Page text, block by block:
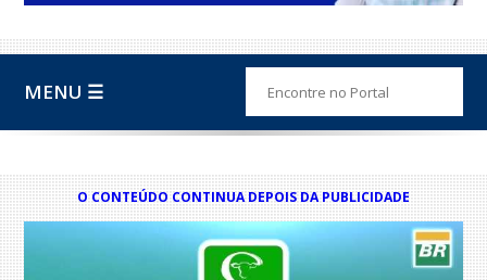
MENU ☰
O CONTEÚDO CONTINUA DEPOIS DA PUBLICIDADE